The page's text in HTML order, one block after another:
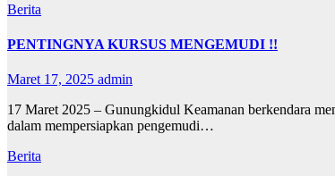
Berita
PENTINGNYA KURSUS MENGEMUDI !!
Maret 17, 2025 admin
17 Maret 2025 – Gunungkidul Keamanan berkendara
dalam mempersiapkan pengemudi…
Berita